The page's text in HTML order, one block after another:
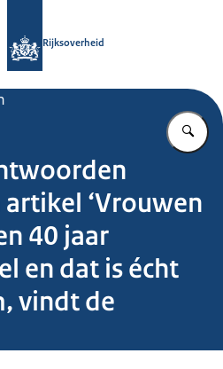
Rijksoverheid
‘Vrouwen
40 jaar
en dat is écht
vindt de